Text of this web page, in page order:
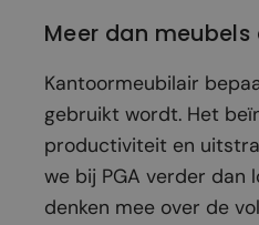
Meer dan meubels
Kantoormeubilair
gebruikt wordt. Het
productiviteit en
we bij PGA verder dan
denken mee over de